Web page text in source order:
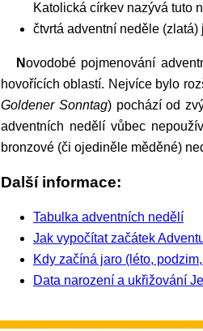
Katolická církev nazývá tuto
čtvrtá adventní neděle
Novodobé pojmenování adventních nedělí (zlatá, stříbrná) zřejmě pochází z dob první republiky a bylo převzato z německy
hovořících oblastí. Nejvíce bylo
Goldener Sonntag) pochází od
adventních nedělí vůbec
bronzové (či ojediněle měděné)
Další informace:
Tabulka adventních nedělí
Jak vypočítat začátek
Kdy začíná jaro (léto,
Data narození a ukřižování